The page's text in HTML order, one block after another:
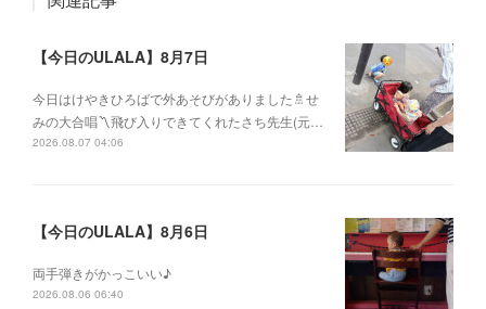
【今日のULALA】8月7日
今日はけやきひろばで外あそびがありました🚿せ
みの大合唱〽飛び入りできてくれたさち先生(元…
2026.08.07 04:06
【今日のULALA】8月6日
両手弾きがかっこいい♪
2026.08.06 06:40